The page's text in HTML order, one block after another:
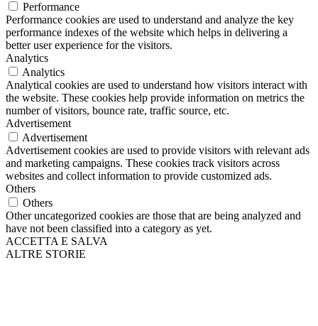
Performance
Performance cookies are used to understand and analyze the key
performance indexes of the website which helps in delivering a
better user experience for the visitors.
Analytics
Analytics
Analytical cookies are used to understand how visitors interact with
the website. These cookies help provide information on metrics the
number of visitors, bounce rate, traffic source, etc.
Advertisement
Advertisement
Advertisement cookies are used to provide visitors with relevant ads
and marketing campaigns. These cookies track visitors across
websites and collect information to provide customized ads.
Others
Others
Other uncategorized cookies are those that are being analyzed and
have not been classified into a category as yet.
ACCETTA E SALVA
ALTRE STORIE